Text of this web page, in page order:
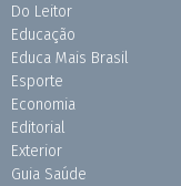
Do Leitor
Educação
Educa Mais Brasil
Esporte
Economia
Editorial
Exterior
Guia Saúde